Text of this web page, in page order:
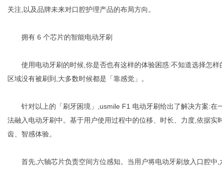
关注,以及品牌未来对口腔护理产品的布局方向。
拥有 6 个芯片的智能电动牙刷
使用电动牙刷的时候,你是否也有这样的体验困惑:不知道选择怎样
区域没有被刷到,大多数时候都是「靠感觉」。
针对以上的「刷牙困境」,usmile F1 电动牙刷给出了解决方案:在
法融入电动牙刷中。基于用户使用过程中的位移、时长、力度,依据
齿、智感体验。
首先,六轴芯片负责空间方位感知。当用户将电动牙刷放入口腔中,